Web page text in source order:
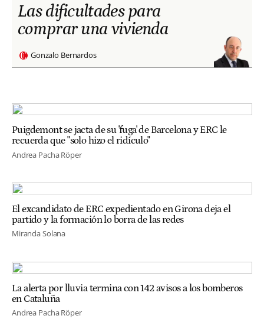
Las dificultades para
comprar una vivienda
Gonzalo Bernardos
Puigdemont se jacta de su 'fuga' de Barcelona y ERC le
recuerda que "solo hizo el ridículo"
Andrea Pacha Röper
El excandidato de ERC expedientado en Girona deja el
partido y la formación lo borra de las redes
Miranda Solana
La alerta por lluvia termina con 142 avisos a los bomberos
en Cataluña
Andrea Pacha Röper